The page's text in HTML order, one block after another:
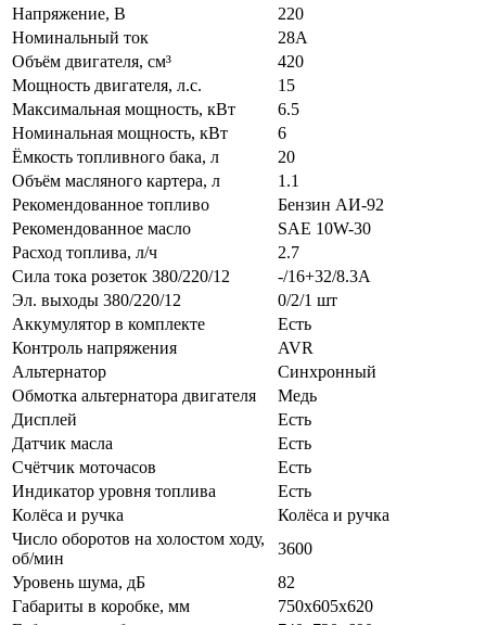
Напряжение, В
220
Номинальный ток
28А
Объём двигателя, см³
420
Мощность двигателя, л.с.
15
Максимальная мощность, кВт
6.5
Номинальная мощность, кВт
6
Ёмкость топливного бака, л
20
Объём масляного картера, л
1.1
Рекомендованное топливо
Бензин АИ-92
Рекомендованное масло
SAE 10W-30
Расход топлива, л/ч
2.7
Сила тока розеток 380/220/12
-/16+32/8.3А
Эл. выходы 380/220/12
0/2/1 шт
Аккумулятор в комплекте
Есть
Контроль напряжения
AVR
Альтернатор
Синхронный
Обмотка альтернатора двигателя
Медь
Дисплей
Есть
Датчик масла
Есть
Счётчик моточасов
Есть
Индикатор уровня топлива
Есть
Колёса и ручка
Колёса и ручка
Число оборотов на холостом ходу,
об/мин
3600
Уровень шума, дБ
82
Габариты в коробке, мм
750x605x620